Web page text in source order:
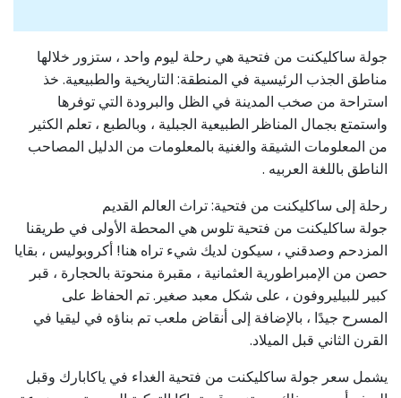
جولة ساكليكنت من فتحية هي رحلة ليوم واحد ، ستزور خلالها
مناطق الجذب الرئيسية في المنطقة: التاريخية والطبيعية. خذ
استراحة من صخب المدينة في الظل والبرودة التي توفرها
واستمتع بجمال المناظر الطبيعية الجبلية ، وبالطبع ، تعلم الكثير
من المعلومات الشيقة والغنية بالمعلومات من الدليل المصاحب
الناطق باللغة العربيه .
رحلة إلى ساكليكنت من فتحية: تراث العالم القديم
جولة ساكليكنت من فتحية تلوس هي المحطة الأولى في طريقنا
المزدحم وصدقني ، سيكون لديك شيء تراه هنا! أكروبوليس ، بقايا
حصن من الإمبراطورية العثمانية ، مقبرة منحوتة بالحجارة ، قبر
كبير للبيليروفون ، على شكل معبد صغير. تم الحفاظ على
المسرح جيدًا ، بالإضافة إلى أنقاض ملعب تم بناؤه في ليقيا في
القرن الثاني قبل الميلاد.
يشمل سعر جولة ساكليكنت من فتحية الغداء في ياكابارك وقبل